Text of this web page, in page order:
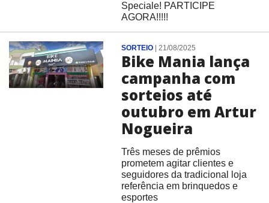
Speciale! PARTICIPE
AGORA!!!!!
SORTEIO| 21/08/2025
Bike Mania lança
campanha com
sorteios até
outubro em Artur
Nogueira
Três meses de prêmios
prometem agitar clientes e
seguidores da tradicional loja
referência em brinquedos e
esportes